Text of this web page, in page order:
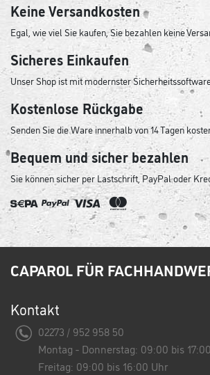
Keine Versandkosten
Egal, wie viel Sie kaufen, Sie bezahlen keine
Sicheres Einkaufen
Unser Shop ist mit modernster
Kostenlose Rückgabe
Senden Sie die Ware innerhalb von 14 Tagen
Bequem und sicher bezahlen
Sie können sicher per Lastschrift, PayPal oder
CAPAROL FÜR
Kontakt
02273 / 952 958 50
Montag - Donnerstag: 09:00 bis
Freitag: 09:00 bis 16:00 Uhr